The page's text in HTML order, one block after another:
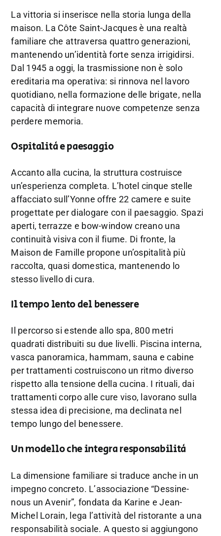
La vittoria si inserisce nella storia lunga della
maison. La Côte Saint-Jacques è una realtà
familiare che attraversa quattro generazioni,
mantenendo un’identità forte senza irrigidirsi.
Dal 1945 a oggi, la trasmissione non è solo
ereditaria ma operativa: si rinnova nel lavoro
quotidiano, nella formazione delle brigate, nella
capacità di integrare nuove competenze senza
perdere memoria.
Ospitalità e paesaggio
Accanto alla cucina, la struttura costruisce
un’esperienza completa. L’hotel cinque stelle
affacciato sull’Yonne offre 22 camere e suite
progettate per dialogare con il paesaggio. Spazi
aperti, terrazze e bow-window creano una
continuità visiva con il fiume. Di fronte, la
Maison de Famille propone un’ospitalità più
raccolta, quasi domestica, mantenendo lo
stesso livello di cura.
Il tempo lento del benessere
Il percorso si estende allo spa, 800 metri
quadrati distribuiti su due livelli. Piscina interna,
vasca panoramica, hammam, sauna e cabine
per trattamenti costruiscono un ritmo diverso
rispetto alla tensione della cucina. I rituali, dai
trattamenti corpo alle cure viso, lavorano sulla
stessa idea di precisione, ma declinata nel
tempo lungo del benessere.
Un modello che integra responsabilità
La dimensione familiare si traduce anche in un
impegno concreto. L’associazione “Dessine-
nous un Avenir”, fondata da Karine e Jean-
Michel Lorain, lega l’attività del ristorante a una
responsabilità sociale. A questo si aggiungono